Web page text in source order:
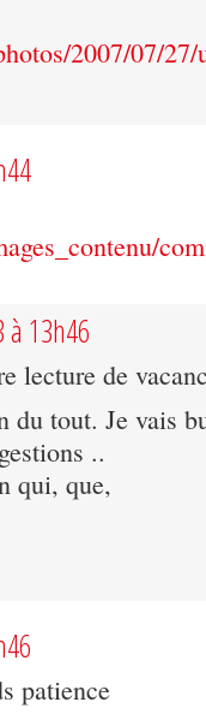
2007/07/27/
à 13h46
lecture de
du tout. Je vais
..
qui, que,
patience